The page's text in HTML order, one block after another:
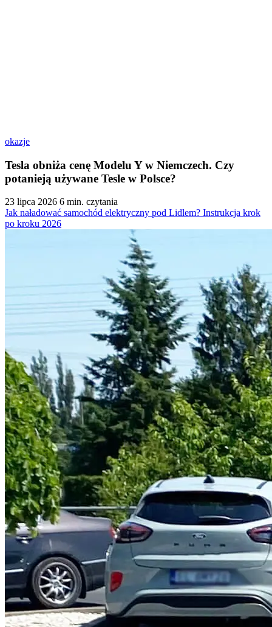
okazje
Tesla obniża cenę Modelu Y w Niemczech. Czy
potanieją używane Tesle w Polsce?
23 lipca 2026 6 min. czytania
Jak naładować samochód elektryczny pod Lidlem? Instrukcja krok
po kroku 2026